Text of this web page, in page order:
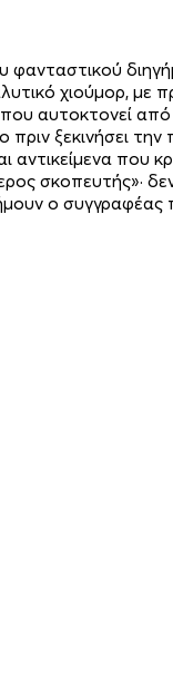
χιούµορ,
αυτοκτονεί
πριν ξεκινήσει
που
σκοπευτής»·
ήμουν ο